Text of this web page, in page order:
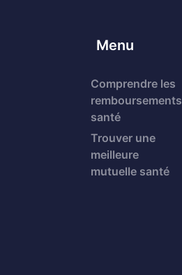
Menu
Comprendre les
remboursements
santé
Trouver une
meilleure
mutuelle santé